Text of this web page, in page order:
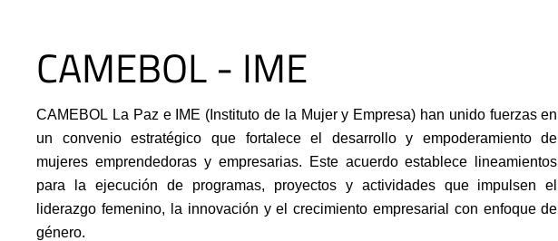
CAMEBOL - IME
CAMEBOL La Paz e IME (Instituto de la Mujer y Empresa) han unido fuerzas en
un convenio estratégico que fortalece el desarrollo y empoderamiento de
mujeres emprendedoras y empresarias. Este acuerdo establece lineamientos
para la ejecución de programas, proyectos y actividades que impulsen el
liderazgo femenino, la innovación y el crecimiento empresarial con enfoque de
género.